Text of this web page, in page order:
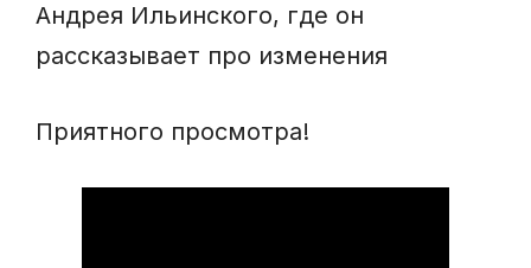
Андрея Ильинского, где он
рассказывает про изменения
Приятного просмотра!